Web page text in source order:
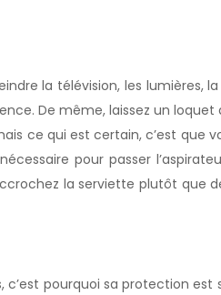
la télévision, les lumières,
De même, laissez un
ce qui est certain, c’est que
pour passer
la serviette plutôt que
pourquoi sa protection est